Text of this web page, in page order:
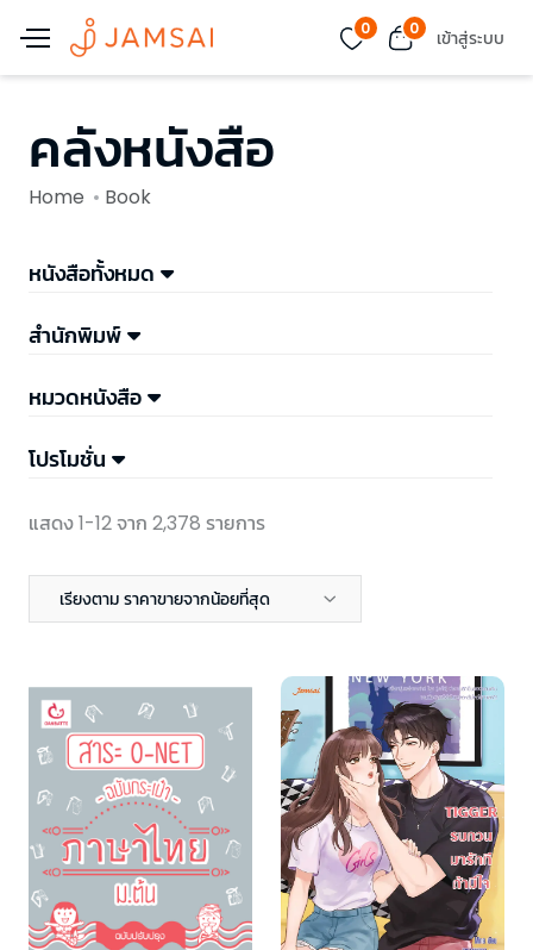
0 0 เข้าสู่ระบบ
คลังหนังสือ
Home Book
หนังสือทั้งหมด
สำนักพิมพ์
หมวดหนังสือ
โปรโมชั่น
แสดง 1-12 จาก 2,378 รายการ
เรียงตาม ราคาขายจากน้อยที่สุด